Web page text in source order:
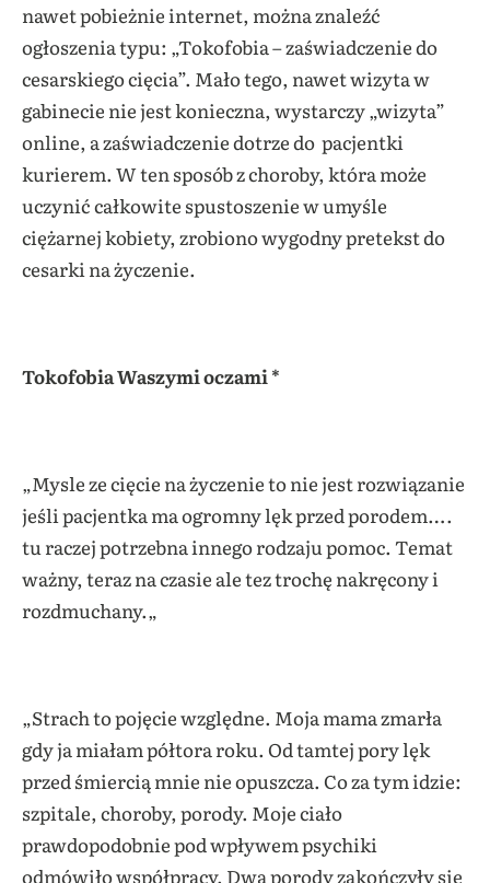
nawet pobieżnie internet, można znaleźć
ogłoszenia typu: „Tokofobia – zaświadczenie do
cesarskiego cięcia”. Mało tego, nawet wizyta w
gabinecie nie jest konieczna, wystarczy „wizyta”
online, a zaświadczenie dotrze do pacjentki
kurierem. W ten sposób z choroby, która może
uczynić całkowite spustoszenie w umyśle
ciężarnej kobiety, zrobiono wygodny pretekst do
cesarki na życzenie.
Tokofobia Waszymi oczami *
„Mysle ze cięcie na życzenie to nie jest rozwiązanie
jeśli pacjentka ma ogromny lęk przed porodem….
tu raczej potrzebna innego rodzaju pomoc. Temat
ważny, teraz na czasie ale tez trochę nakręcony i
rozdmuchany.„
„Strach to pojęcie względne. Moja mama zmarła
gdy ja miałam półtora roku. Od tamtej pory lęk
przed śmiercią mnie nie opuszcza. Co za tym idzie:
szpitale, choroby, porody. Moje ciało
prawdopodobnie pod wpływem psychiki
odmówiło współpracy. Dwa porody zakończyły się